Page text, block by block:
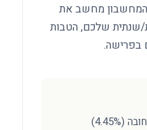
המחשבון מחשב את
שנתית שלכם, הטבות
בפרישה.